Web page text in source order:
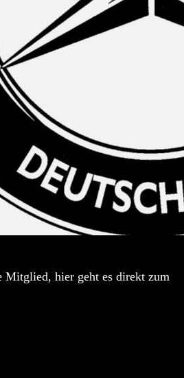
Mitglied, hier geht es direkt zum